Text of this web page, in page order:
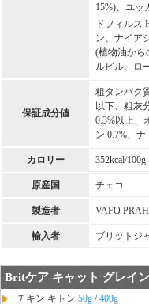
15%)、ユッ
ドフィルス
ン、ナイア
(植物油から
ルビル、ロ
保証成分値
粗タンパク
以下、粗灰
0.3%以上、
ン 0.7%、
カロリー 352kcal/100g
原産国 チェコ
製造者 VAFO
輸入者 ブリットジ
Britケア キャット グレイ
チキン キトン 50g /400g